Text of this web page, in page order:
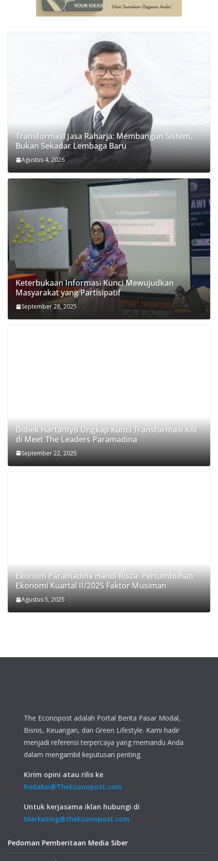
Transformasi Jasa Raharja: Membangun Sistem,
Bukan Sekadar Lembaga Baru
Agustus 4, 2026
Keterbukaan Informasi Kunci Mewujudkan
Masyarakat yang Partisipatif
September 28, 2025
Didiek Hartantyo Ungkap Kunci Transformasi KAI
di Meet The Leaders Paramadina
September 22, 2025
Ekonom Paramadina Handi Risza: Pertumbuhan
Ekonomi Kuartal II/2025 Faktor Musiman
Agustus 5, 2025
Bisnis, Keuangan, dan Green Lifestyle. Kami hadir
menjadi referensi terpercaya yang memandu Anda
dalam mengambil keputusan penting.
Redaksi@TheEconopost.com
Marketing@theEconopost.com